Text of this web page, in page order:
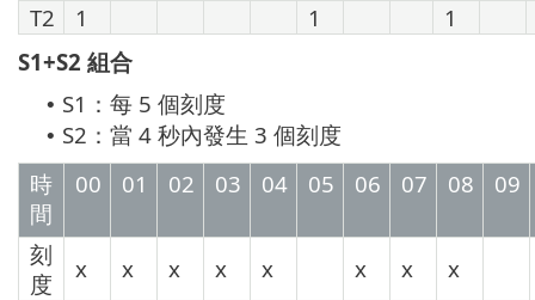
T2
1 1
1
S1+S2 組合
• S1：每 5 個刻度
• S2：當 4 秒內發生 3 個刻度
時
間
00 01 02 03 04 05 06 07 08 09
刻
度
x x x x x x x
x